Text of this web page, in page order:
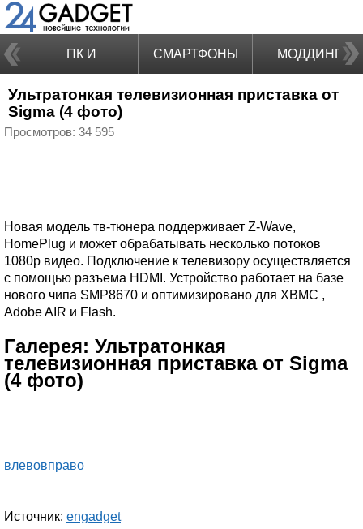
ПК И
НОУТБУКИ
СМАРТФОНЫ МОДДИНГ
Ультратонкая телевизионная приставка от
Sigma (4 фото)
Просмотров: 34 595
Новая модель тв-тюнера поддерживает Z-Wave,
HomePlug и может обрабатывать несколько потоков
1080p видео. Подключение к телевизору осуществляется
с помощью разъема HDMI. Устройство работает на базе
нового чипа SMP8670 и оптимизировано для XBMC ,
Adobe AIR и Flash.
Галерея: Ультратонкая
телевизионная приставка от Sigma
(4 фото)
влевовправо
Источник: engadget